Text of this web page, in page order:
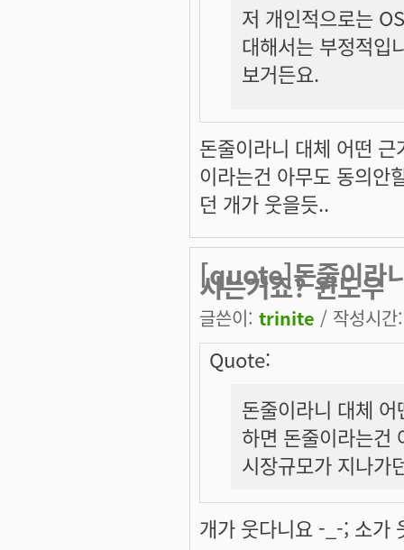
저 개인적으로는
대해서는 부정적입
보거든요.
돈줄이라니 대체 어떤
이라는건 아무도 동의안
던 개가 웃을듯..
[quote]돈줄이라
시는거죠? 윈도우
글쓴이: trinite / 작성시
Quote:
돈줄이라니 대체
하면 돈줄이라는건
시장규모가 지나가
개가 웃다니요 -_-; 소가